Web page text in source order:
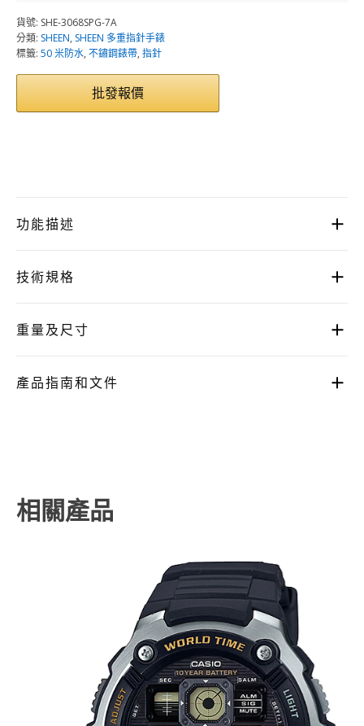
貨號: SHE-3068SPG-7A
分類: SHEEN, SHEEN 多重指針手錶
標籤: 50 米防水, 不鏽鋼錶帶, 指針
批發報價
功能描述
技術規格
重量及尺寸
產品指南和文件
相關產品